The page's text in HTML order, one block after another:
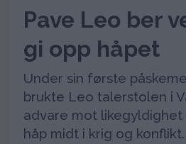
Pave Leo ber
gi opp håpet
Under sin første
brukte Leo talerstolen i
advare mot
håp midt i krig og konflikt.